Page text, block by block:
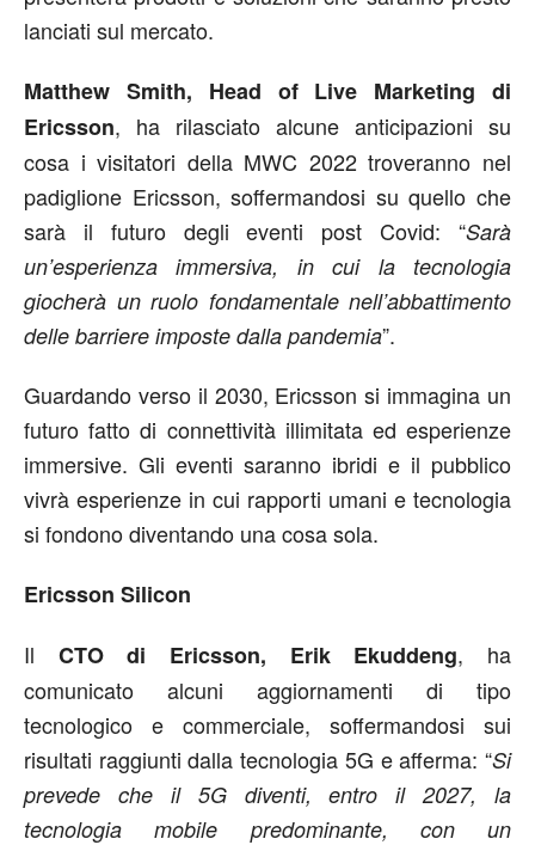
lanciati sul mercato.
Matthew Smith, Head of Live Marketing di
Ericsson, ha rilasciato alcune anticipazioni su
cosa i visitatori della MWC 2022 troveranno nel
padiglione Ericsson, soffermandosi su quello che
sarà il futuro degli eventi post Covid: “Sarà
un’esperienza immersiva, in cui la tecnologia
giocherà un ruolo fondamentale nell’abbattimento
delle barriere imposte dalla pandemia”.
Guardando verso il 2030, Ericsson si immagina un
futuro fatto di connettività illimitata ed esperienze
immersive. Gli eventi saranno ibridi e il pubblico
vivrà esperienze in cui rapporti umani e tecnologia
si fondono diventando una cosa sola.
Ericsson Silicon
Il CTO di Ericsson, Erik Ekuddeng, ha
comunicato alcuni aggiornamenti di tipo
tecnologico e commerciale, soffermandosi sui
risultati raggiunti dalla tecnologia 5G e afferma: “Si
prevede che il 5G diventi, entro il 2027, la
tecnologia mobile predominante, con un